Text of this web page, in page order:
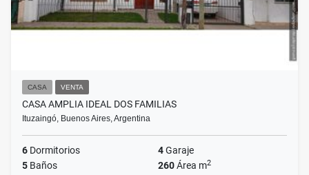
CASA VENTA
CASA AMPLIA IDEAL DOS FAMILIAS
Ituzaingó, Buenos Aires, Argentina
6 Dormitorios 4Garaje
5 Baños 260Área m2